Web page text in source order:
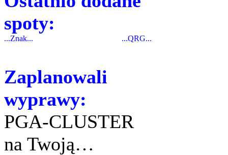
spoty:
...Znak... ...QRG...
Zaplanowali
wyprawy:
PGA-CLUSTER
na Twoją…